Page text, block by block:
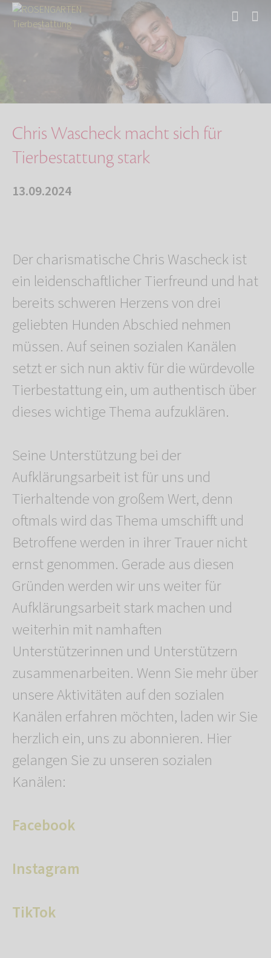
Aktuelles
Chris Wascheck macht sich für Tierbestattung …
Chris Wascheck macht sich für
Tierbestattung stark
13.09.2024
Der charismatische Chris Wascheck ist
ein leidenschaftlicher Tierfreund und hat
bereits schweren Herzens von drei
geliebten Hunden Abschied nehmen
müssen. Auf seinen sozialen Kanälen
setzt er sich nun aktiv für die würdevolle
Tierbestattung ein, um authentisch über
dieses wichtige Thema aufzuklären.
Seine Unterstützung bei der
Aufklärungsarbeit ist für uns und
Tierhaltende von großem Wert, denn
oftmals wird das Thema umschifft und
Betroffene werden in ihrer Trauer nicht
ernst genommen. Gerade aus diesen
Gründen werden wir uns weiter für
Aufklärungsarbeit stark machen und
weiterhin mit namhaften
Unterstützerinnen und Unterstützern
zusammenarbeiten. Wenn Sie mehr über
unsere Aktivitäten auf den sozialen
Kanälen erfahren möchten, laden wir Sie
herzlich ein, uns zu abonnieren. Hier
gelangen Sie zu unseren sozialen
Kanälen:
Facebook
Instagram
TikTok